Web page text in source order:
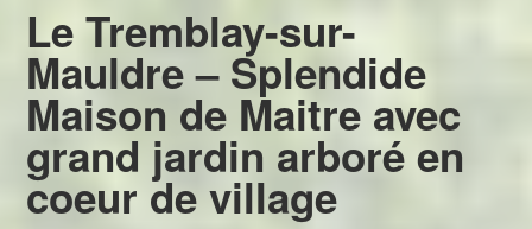
Le Tremblay-sur-
Mauldre – Splendide
Maison de Maitre avec
grand jardin arboré en
coeur de village